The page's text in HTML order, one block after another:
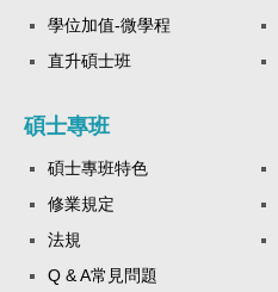
學位加值-微學程
直升碩士班
碩士專班
碩士專班特色
修業規定
法規
Q & A常見問題